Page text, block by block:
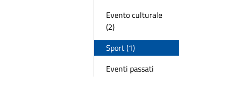
Evento culturale
(2)
Sport (1)
Eventi passati